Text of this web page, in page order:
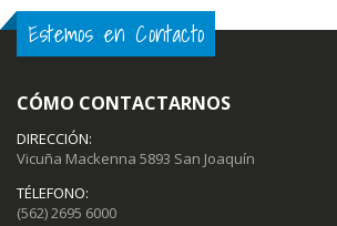
Estemos en Contacto
CÓMO CONTACTARNOS
DIRECCIÓN:
Vicuña Mackenna 5893 San Joaquín
TÉLEFONO:
(562) 2695 6000